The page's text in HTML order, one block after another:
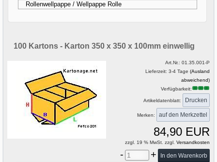
Rollenwellpappe / Wellpappe Rolle
100 Kartons - Karton 350 x 350 x 100mm einwellig
Art.Nr.: 01.35.001-P
Lieferzeit: 3-4 Tage (Ausland
abweichend)
Verfügbarkeit:
Artikeldatenblatt: Drucken
Merken:
84,90 EUR
zzgl. 19 % MwSt. zzgl. Versandkosten
- +